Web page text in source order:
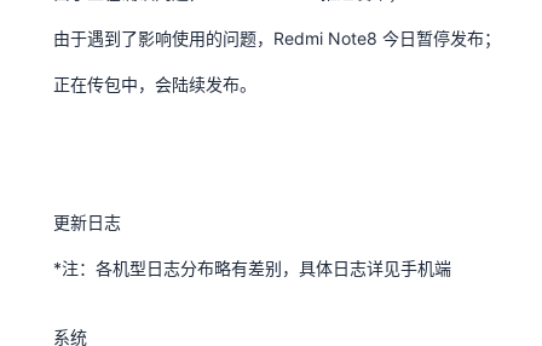
由于遇到了影响使用的问题，Redmi Note8 今日暂停发布；
正在传包中，会陆续发布。
更新日志
*注：各机型日志分布略有差别，具体日志详见手机端
系统